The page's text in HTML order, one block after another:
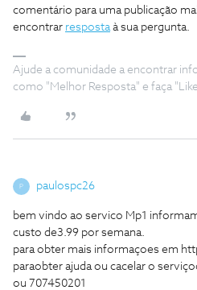
comentário para uma publicação
encontrar respostaà sua pergunta.
Ajude a comunidade a encontrar
como "Melhor Resposta" e faça
P paulospc26
bem vindo ao servico Mp1
custo de3.99 por semana.
para obter mais informaçoes em
paraobter ajuda ou cacelar o
ou 707450201